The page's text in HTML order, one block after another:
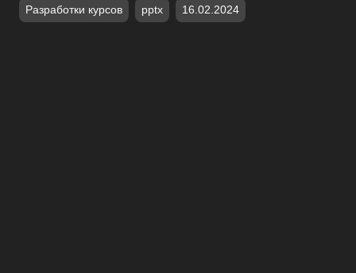
Разработки курсов pptx 16.02.2024